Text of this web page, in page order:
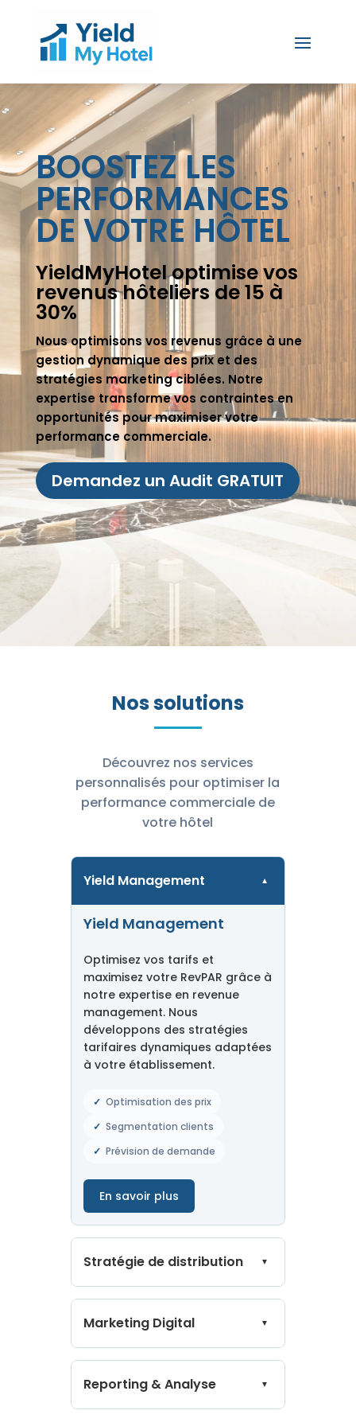
BOOSTEZ LES
PERFORMANCES
DE VOTRE HÔTEL
YieldMyHotel optimise vos
revenus hôteliers de 15 à
30%
Nous optimisons vos revenus grâce à une
gestion dynamique des prix et des
stratégies marketing ciblées. Notre
expertise transforme vos contraintes en
opportunités pour maximiser votre
performance commerciale.
Demandez un Audit GRATUIT
Nos solutions
Découvrez nos services
personnalisés pour optimiser la
performance commerciale de
votre hôtel
Yield Management ▼
Yield Management
Optimisez vos tarifs et
maximisez votre RevPAR grâce à
notre expertise en revenue
management. Nous
développons des stratégies
tarifaires dynamiques adaptées
à votre établissement.
Optimisation des prix
Segmentation clients
Prévision de demande
En savoir plus
Stratégie de distribution ▼
Stratégie de distribution
OTAs tout en développant vos
réservations directes pour
maximiser votre revenu net.
Nous optimisons votre mix de
Marketing Digital ▼
Marketing Digital
Reporting & Analyse ▼